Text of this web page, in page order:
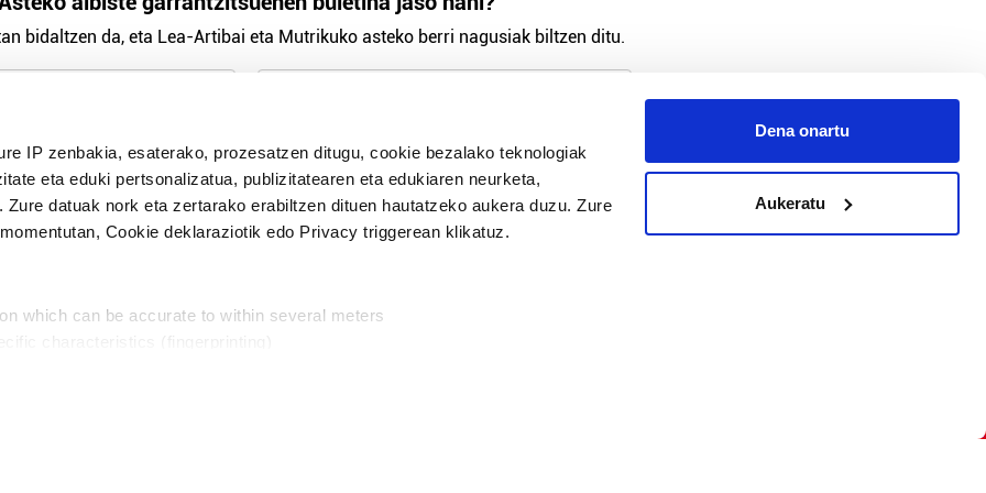
IP zenbakia, esaterako, prozesatzen ditugu, cookie bezalako teknologiak
eta eduki pertsonalizatua, publizitatearen eta edukiaren neurketa,
datuak nork eta zertarako erabiltzen dituen hautatzeko aukera duzu. Zure
Cookie deklaraziotik edo Privacy triggerean klikatuz.
which can be accurate to within several meters
Dena onartu
Aukeratu
bidaltzen da, eta Lea-Artibai eta Mutrikuko asteko berri nagusiak biltzen ditu.
Harpidetu
modu librean kontatzea da gure eginkizuna. Horretarako zure ekarpena